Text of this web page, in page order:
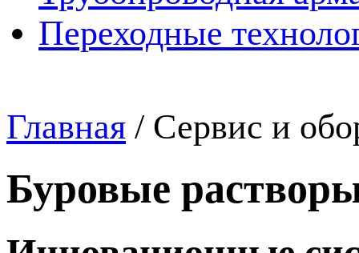
Переходные
Главная / Сервис и
Буровые